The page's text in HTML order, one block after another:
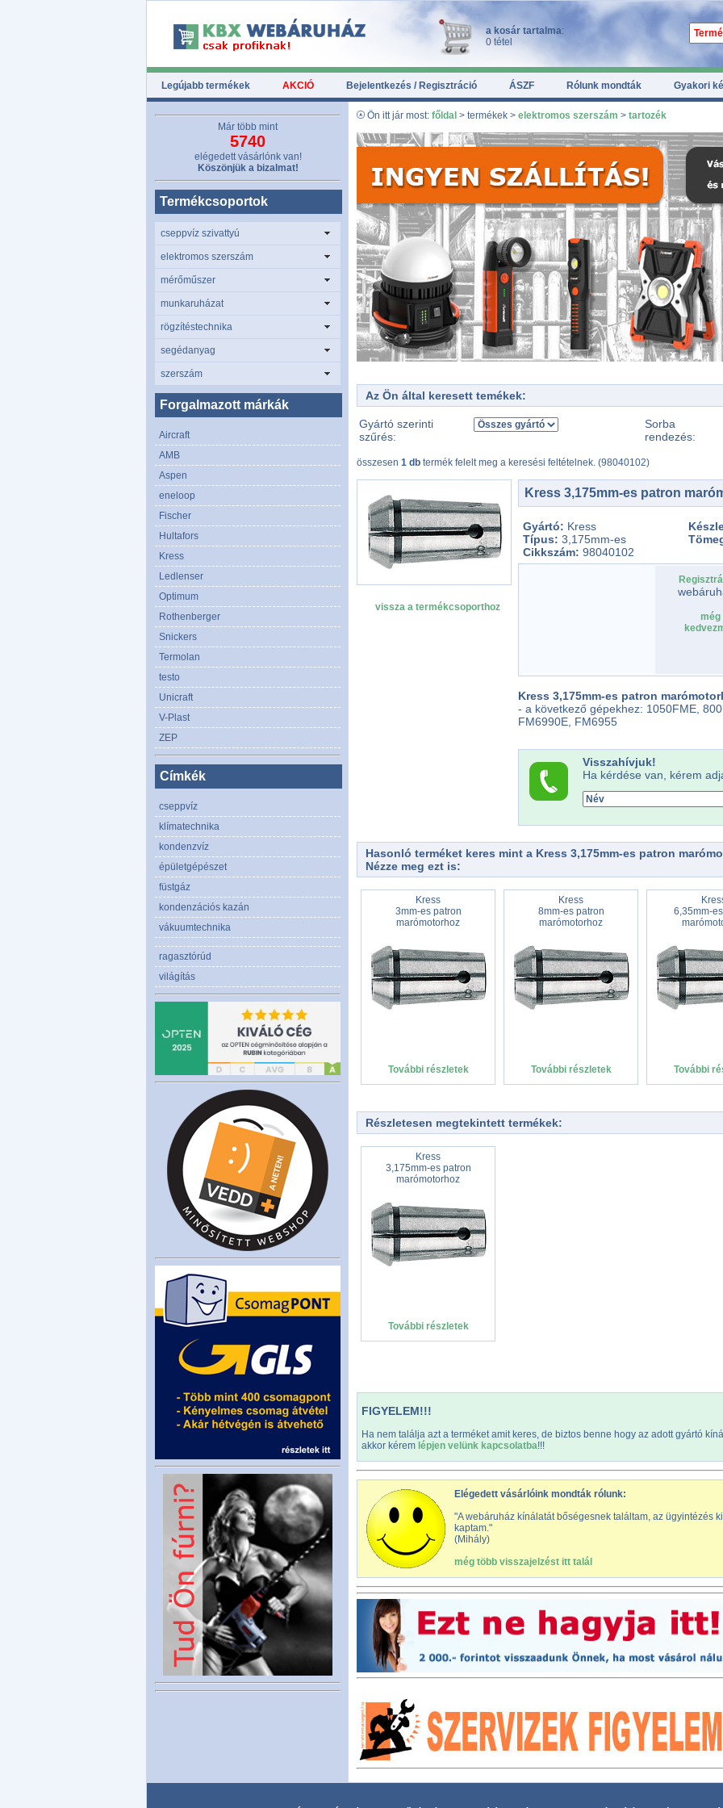
a kosár tartalma:
0 tétel
Legújabb termékek AKCIÓ Bejelentkezés / Regisztráció ÁSZF Rólunk mondták Gyakori
Ön itt jár most: főldal > termékek > elektromos szerszám > tartozék
Az Ön által keresett temékek:
Gyártó szerinti
szűrés:
Sorba
rendezés:
összesen 1 db termék felelt meg a keresési feltételnek. (98040102)
vissza a termékcsoporthoz
Kress 3,175mm-es patron
Gyártó: Kress
Típus: 3,175mm-es
Cikkszám: 98040102
még
Kress 3,175mm-es patron
- a következő gépekhez: 1050FME,
FM6990E, FM6955
Visszahívjuk!
Ha kérdése van, kérem
Hasonló terméket keres mint a Kress 3,175mm-es patron
Nézze meg ezt is:
Kress
3mm-es patron
marómotorhoz
További részletek
Kress
8mm-es patron
marómotorhoz
További részletek
6,35mm-
További
Részletesen megtekintett termékek:
Kress
3,175mm-es patron
marómotorhoz
További részletek
FIGYELEM!!!
Ha nem találja azt a terméket amit keres, de biztos benne hogy az adott gyártó
akkor kérem lépjen velünk kapcsolatba!!!
Elégedett vásárlóink mondták rólunk:
"A webáruház kínálatát bőségesnek találtam, az ügyintézés
kaptam."
(Mihály)
még több visszajelzést itt talál
Már több mint
5740
elégedett vásárlónk van!
Köszönjük a bizalmat!
Termékcsoportok
cseppvíz szivattyú
elektromos szerszám
mérőműszer
munkaruházat
rögzítéstechnika
segédanyag
szerszám
Forgalmazott márkák
Aircraft
AMB
Aspen
eneloop
Fischer
Hultafors
Kress
Ledlenser
Optimum
Rothenberger
Snickers
Termolan
testo
Unicraft
V-Plast
ZEP
Címkék
cseppvíz
klímatechnika
kondenzvíz
épületgépészet
füstgáz
kondenzációs kazán
vákuumtechnika
ragasztórúd
világítás